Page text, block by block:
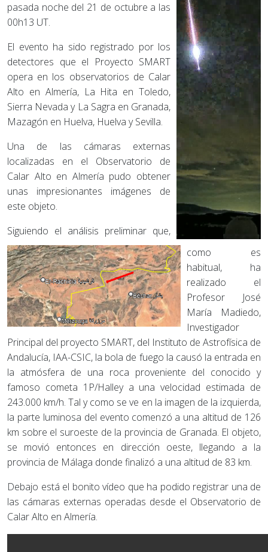
pasada noche del 21 de octubre a las
00h13 UT.
El evento ha sido registrado por los
detectores que el Proyecto SMART
opera en los observatorios de Calar
Alto en Almería, La Hita en Toledo,
Sierra Nevada y La Sagra en Granada,
Mazagón en Huelva, Huelva y Sevilla.
Una de las cámaras externas
localizadas en el Observatorio de
Calar Alto en Almería pudo obtener
unas impresionantes imágenes de
este objeto.
Siguiendo el análisis preliminar que,
como es
habitual, ha
realizado el
Profesor José
María Madiedo,
Investigador
Principal del proyecto SMART, del Instituto de Astrofísica de
Andalucía, IAA-CSIC, la bola de fuego la causó la entrada en
la atmósfera de una roca proveniente del conocido y
famoso cometa 1P/Halley a una velocidad estimada de
243.000 km/h. Tal y como se ve en la imagen de la izquierda,
la parte luminosa del evento comenzó a una altitud de 126
km sobre el suroeste de la provincia de Granada. El objeto,
se movió entonces en dirección oeste, llegando a la
provincia de Málaga donde finalizó a una altitud de 83 km.
Debajo está el bonito vídeo que ha podido registrar una de
las cámaras externas operadas desde el Observatorio de
Calar Alto en Almería.